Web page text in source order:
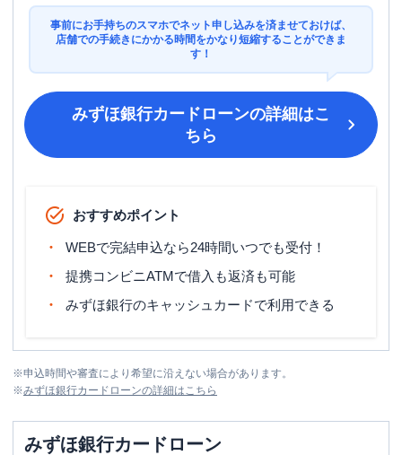
事前にお手持ちのスマホでネット申し込みを済ませておけば、
店舗での手続きにかかる時間をかなり短縮することができま
す！
みずほ銀行カードローンの詳細はこ
ちら
おすすめポイント
WEBで完結申込なら24時間いつでも受付！
提携コンビニATMで借入も返済も可能
みずほ銀行のキャッシュカードで利用できる
※申込時間や審査により希望に沿えない場合があります。
※みずほ銀行カードローンの詳細はこちら
みずほ銀行カードローン